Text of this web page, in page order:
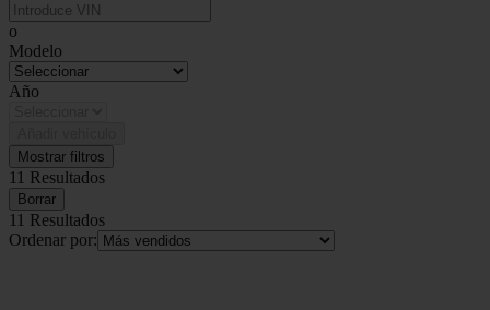
o
Modelo
Año
Mostrar filtros
11 Resultados
Borrar
11 Resultados
Ordenar por: